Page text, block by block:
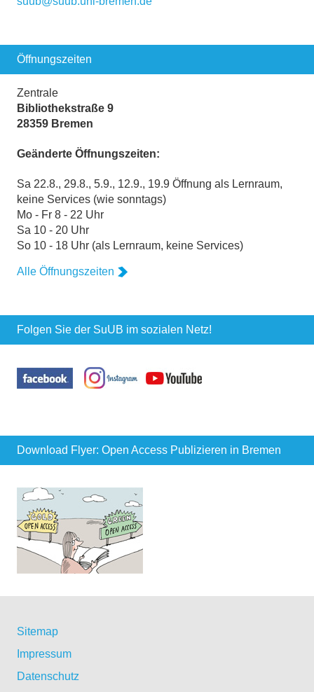
Öffnungszeiten
Zentrale
Bibliothekstraße 9
28359 Bremen
Geänderte Öffnungszeiten:
Sa 22.8., 29.8., 5.9., 12.9., 19.9 Öffnung als Lernraum,
keine Services (wie sonntags)
Mo - Fr 8 - 22 Uhr
Sa 10 - 20 Uhr
So 10 - 18 Uhr (als Lernraum, keine Services)
Alle Öffnungszeiten
Folgen Sie der SuUB im sozialen Netz!
Download Flyer: Open Access Publizieren in Bremen
Sitemap
Impressum
Datenschutz